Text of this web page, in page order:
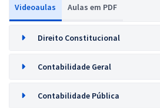
Videoaulas Aulas em PDF
Direito Constitucional
Contabilidade Geral
Contabilidade Pública